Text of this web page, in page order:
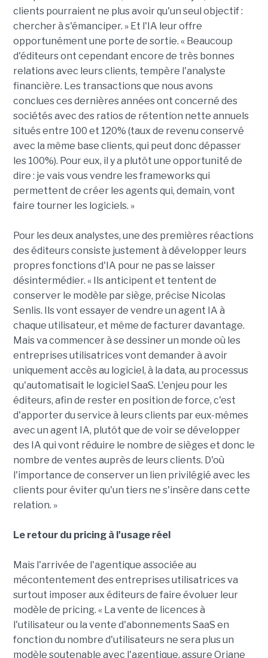
clients pourraient ne plus avoir qu'un seul objectif :
chercher à s'émanciper. » Et l'IA leur offre
opportunément une porte de sortie. « Beaucoup
d'éditeurs ont cependant encore de très bonnes
relations avec leurs clients, tempère l'analyste
financière. Les transactions que nous avons
conclues ces dernières années ont concerné des
sociétés avec des ratios de rétention nette annuels
situés entre 100 et 120% (taux de revenu conservé
avec la même base clients, qui peut donc dépasser
les 100%). Pour eux, il y a plutôt une opportunité de
dire : je vais vous vendre les frameworks qui
permettent de créer les agents qui, demain, vont
faire tourner les logiciels. »
Pour les deux analystes, une des premières réactions
des éditeurs consiste justement à développer leurs
propres fonctions d'IA pour ne pas se laisser
désintermédier. « Ils anticipent et tentent de
conserver le modèle par siège, précise Nicolas
Senlis. Ils vont essayer de vendre un agent IA à
chaque utilisateur, et même de facturer davantage.
Mais va commencer à se dessiner un monde où les
entreprises utilisatrices vont demander à avoir
uniquement accès au logiciel, à la data, au processus
qu'automatisait le logiciel SaaS. L'enjeu pour les
éditeurs, afin de rester en position de force, c'est
d'apporter du service à leurs clients par eux-mêmes
avec un agent IA, plutôt que de voir se développer
des IA qui vont réduire le nombre de sièges et donc le
nombre de ventes auprès de leurs clients. D'où
l'importance de conserver un lien privilégié avec les
clients pour éviter qu'un tiers ne s'insère dans cette
relation. »
Le retour du pricing à l'usage réel
Mais l'arrivée de l'agentique associée au
mécontentement des entreprises utilisatrices va
surtout imposer aux éditeurs de faire évoluer leur
modèle de pricing. « La vente de licences à
l'utilisateur ou la vente d'abonnements SaaS en
fonction du nombre d'utilisateurs ne sera plus un
modèle soutenable avec l'agentique, assure Oriane